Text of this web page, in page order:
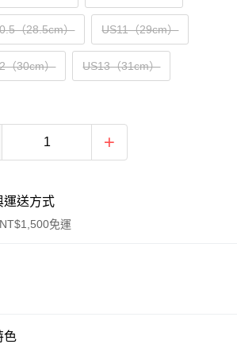
（28.5cm） US11（29cm）
（30cm） US13（31cm）
運送方式
免運
次付款
色